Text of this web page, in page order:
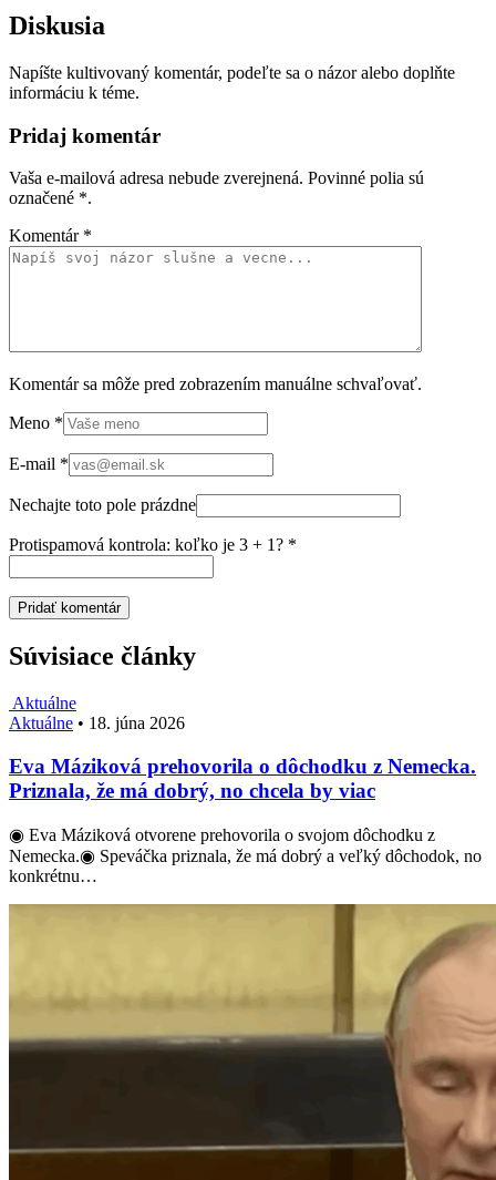
Diskusia
Napíšte kultivovaný komentár, podeľte sa o názor alebo doplňte
informáciu k téme.
Pridaj komentár
Vaša e-mailová adresa nebude zverejnená. Povinné polia sú
označené *.
Komentár *
Komentár sa môže pred zobrazením manuálne schvaľovať.
Meno *
E-mail *
Nechajte toto pole prázdne
Protispamová kontrola: koľko je 3 + 1? *
Súvisiace články
Aktuálne
Aktuálne • 18. júna 2026
Eva Máziková prehovorila o dôchodku z Nemecka.
Priznala, že má dobrý, no chcela by viac
◉ Eva Máziková otvorene prehovorila o svojom dôchodku z
Nemecka.◉ Speváčka priznala, že má dobrý a veľký dôchodok, no
konkrétnu…